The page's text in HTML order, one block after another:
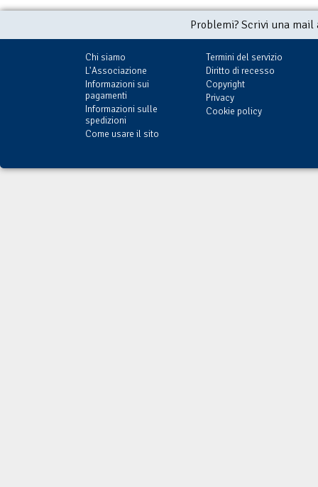
Problemi? Scrivi una
Chi siamo
L'Associazione
Informazioni sui
pagamenti
Informazioni sulle
spedizioni
Come usare il sito
Termini del servizio
Diritto di recesso
Copyright
Privacy
Cookie policy